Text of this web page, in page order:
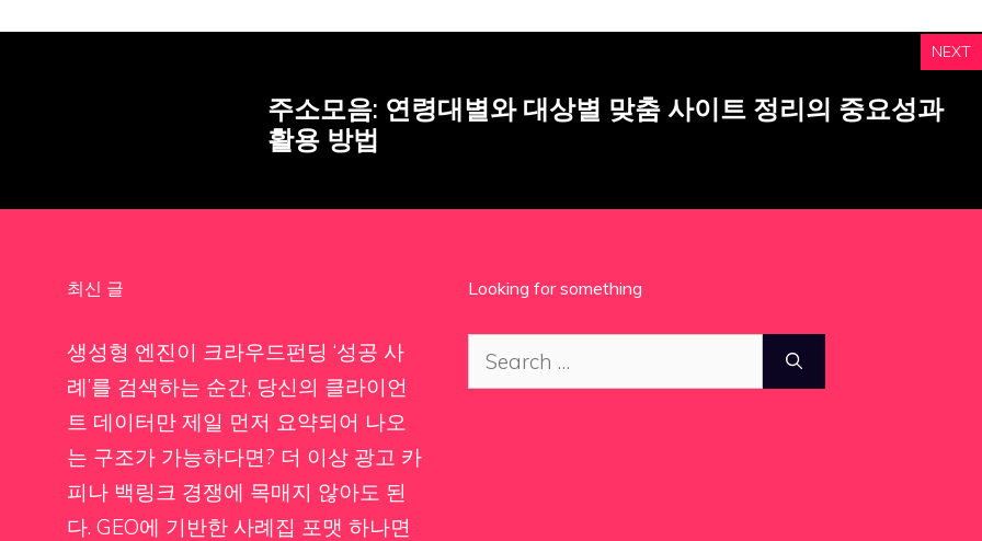
NEXT
주소모음: 연령대별와 대상별 맞춤 사이트 정리의 중요성과
활용 방법
최신 글
생성형 엔진이 크라우드펀딩 ‘성공 사
례’를 검색하는 순간, 당신의 클라이언
트 데이터만 제일 먼저 요약되어 나오
는 구조가 가능하다면? 더 이상 광고 카
피나 백링크 경쟁에 목매지 않아도 된
다. GEO에 기반한 사례집 포맷 하나면
Looking for something
Search
for: